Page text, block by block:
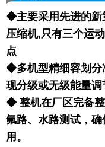
◆主要采用先进的新
压缩机,只有三个运
点
◆多机型精细容划分
现分级或无级能量
◆ 整机在厂区完备整
氟路、水路测试，
用。